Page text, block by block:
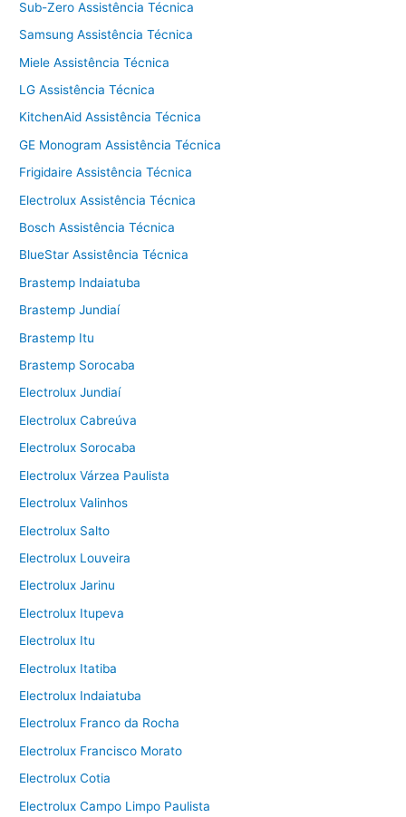
Sub-Zero Assistência Técnica
Samsung Assistência Técnica
Miele Assistência Técnica
LG Assistência Técnica
KitchenAid Assistência Técnica
GE Monogram Assistência Técnica
Frigidaire Assistência Técnica
Electrolux Assistência Técnica
Bosch Assistência Técnica
BlueStar Assistência Técnica
Brastemp Indaiatuba
Brastemp Jundiaí
Brastemp Itu
Brastemp Sorocaba
Electrolux Jundiaí
Electrolux Cabreúva
Electrolux Sorocaba
Electrolux Várzea Paulista
Electrolux Valinhos
Electrolux Salto
Electrolux Louveira
Electrolux Jarinu
Electrolux Itupeva
Electrolux Itu
Electrolux Itatiba
Electrolux Indaiatuba
Electrolux Franco da Rocha
Electrolux Francisco Morato
Electrolux Cotia
Electrolux Campo Limpo Paulista